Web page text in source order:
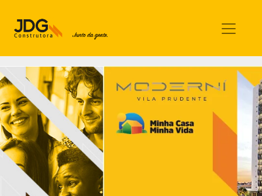
Contato
Sobre nós
Blog